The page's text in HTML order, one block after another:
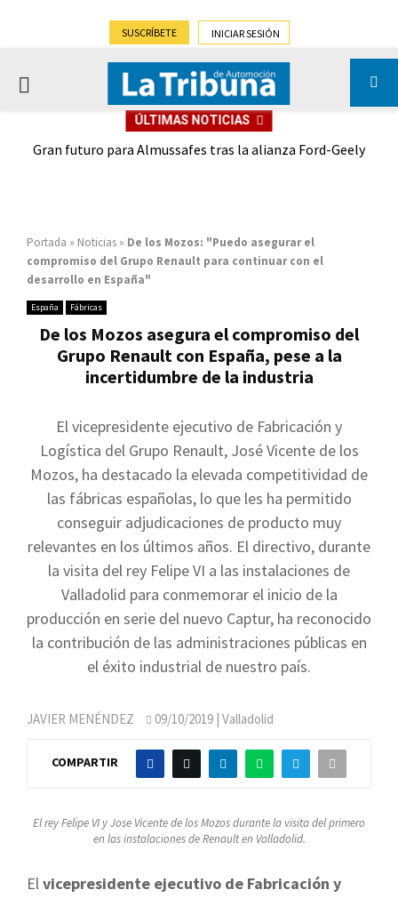
SUSCRÍBETE INICIAR SESIÓN
PRIMARY
ÚLTIMAS NOTICIAS
Gran futuro para Almussafes tras la alianza Ford-Geely
Portada » Noticias » De los Mozos: "Puedo asegurar el
compromiso del Grupo Renault para continuar con el
desarrollo en España"
España Fábricas
De los Mozos asegura el compromiso del
Grupo Renault con España, pese a la
incertidumbre de la industria
El vicepresidente ejecutivo de Fabricación y
Logística del Grupo Renault, José Vicente de los
Mozos, ha destacado la elevada competitividad de
las fábricas españolas, lo que les ha permitido
conseguir adjudicaciones de producto muy
relevantes en los últimos años. El directivo, durante
la visita del rey Felipe VI a las instalaciones de
Valladolid para conmemorar el inicio de la
producción en serie del nuevo Captur, ha reconocido
la contribución de las administraciones públicas en
el éxito industrial de nuestro país.
JAVIER MENÉNDEZ 09/10/2019 | Valladolid
COMPARTIR
El rey Felipe VI y Jose Vicente de los Mozos durante la visita del primero
en las instalaciones de Renault en Valladolid.
El vicepresidente ejecutivo de Fabricación y